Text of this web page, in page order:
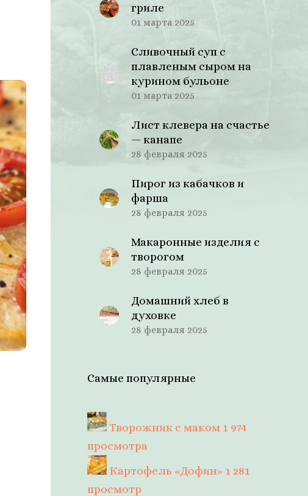
гриле
01 марта 2025
Сливочный суп с
плавленым сыром на
курином бульоне
01 марта 2025
Лист клевера на счастье
— канапе
28 февраля 2025
Пирог из кабачков и
фарша
28 февраля 2025
Макаронные изделия с
творогом
28 февраля 2025
Домашний хлеб в
духовке
28 февраля 2025
Самые популярные
Творожник с маком 1 974
просмотра
Картофель «Дофин» 1 281
просмотр